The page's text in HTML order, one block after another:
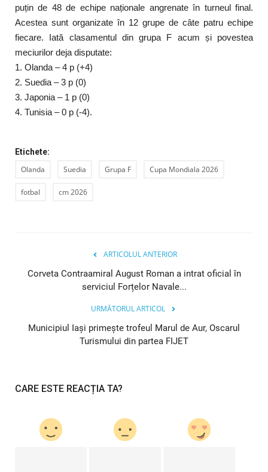
puțin de 48 de echipe naționale angrenate în turneul final.
Acestea sunt organizate în 12 grupe de câte patru echipe
fiecare. Iată clasamentul din grupa F acum și povestea
meciurilor deja disputate:
1. Olanda – 4 p (+4)
2. Suedia – 3 p (0)
3. Japonia – 1 p (0)
4. Tunisia – 0 p (-4).
Etichete:
Olanda Suedia Grupa F Cupa Mondiala 2026
fotbal cm 2026
ARTICOLUL ANTERIOR
Corveta Contraamiral August Roman a intrat oficial în
serviciul Forțelor Navale...
URMĂTORUL ARTICOL
Municipiul Iaşi primeşte trofeul Marul de Aur, Oscarul
Turismului din partea FIJET
CARE ESTE REACȚIA TA?